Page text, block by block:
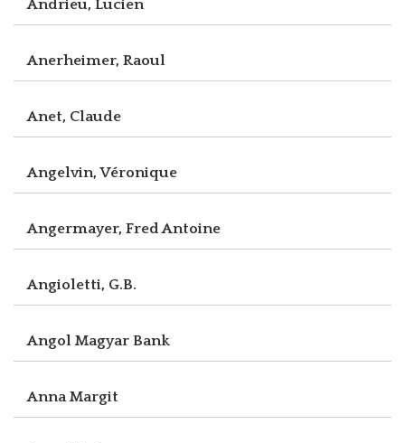
Andrieu, Lucien
Anerheimer, Raoul
Anet, Claude
Angelvin, Véronique
Angermayer, Fred Antoine
Angioletti, G.B.
Angol Magyar Bank
Anna Margit